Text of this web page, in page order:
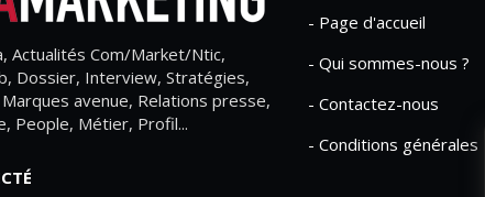
Actualités Com/Market/Ntic,
Dossier, Interview, Stratégies,
avenue, Relations presse,
People, Métier, Profil...
- Page d'accueil
- Qui sommes-nous ?
- Contactez-nous
- Conditions générales